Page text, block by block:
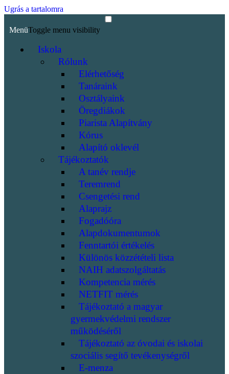
Ugrás a tartalomra
MenüToggle menu visibility
Iskola
Rólunk
Elérhetőség
Tanáraink
Osztályaink
Öregdiákok
Piarista Alapítvány
Kórus
Alapító oklevél
Tájékoztatók
A tanév rendje
Teremrend
Csengetési rend
Alaprajz
Fogadóóra
Alapdokumentumok
Fenntartói értékelés
Különös közzétételi lista
NAIH adatszolgáltatás
Kompetencia mérés
NETFIT mérés
Tájékoztató a magyar
gyermekvédelmi rendszer
működéséről
Tájékoztató az óvodai és iskolai
szociális segítő tevékenységről
E-menza